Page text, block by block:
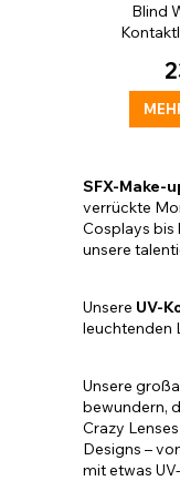
Blind
SFX-Make-
verrückte
Cosplays bis
unsere
Unsere UV-
leuchtenden
Unsere
bewundern,
Crazy
Designs –
mit etwas